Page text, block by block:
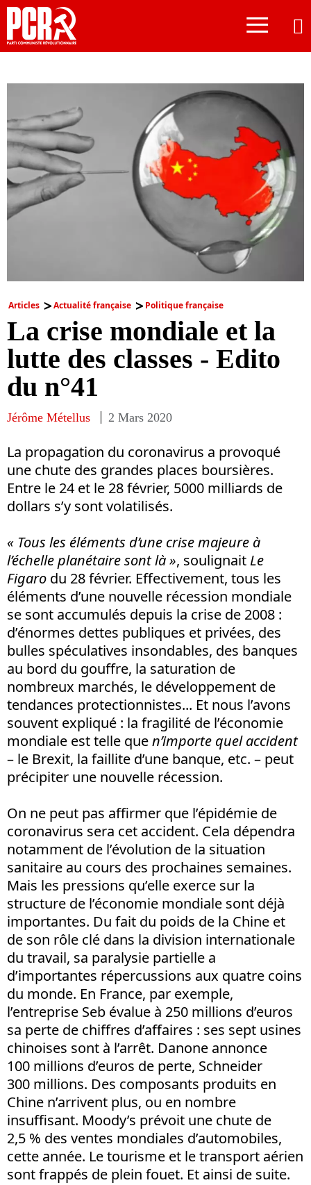
≡
Articles Actualité française Politique française
La crise mondiale et la
lutte des classes - Edito
du n°41
Jérôme Métellus 2 Mars 2020
La propagation du coronavirus a provoqué
une chute des grandes places boursières.
Entre le 24 et le 28 février, 5000 milliards de
dollars s’y sont volatilisés.
« Tous les éléments d’une crise majeure à
l’échelle planétaire sont là », soulignait Le
Figaro du 28 février. Effectivement, tous les
éléments d’une nouvelle récession mondiale
se sont accumulés depuis la crise de 2008 :
d’énormes dettes publiques et privées, des
bulles spéculatives insondables, des banques
au bord du gouffre, la saturation de
nombreux marchés, le développement de
tendances protectionnistes... Et nous l’avons
souvent expliqué : la fragilité de l’économie
mondiale est telle quen’importe quel accident
– le Brexit, la faillite d’une banque, etc. – peut
précipiter une nouvelle récession.
On ne peut pas affirmer que l’épidémie de
coronavirus sera cet accident. Cela dépendra
notamment de l’évolution de la situation
sanitaire au cours des prochaines semaines.
Mais les pressions qu’elle exerce sur la
structure de l’économie mondiale sont déjà
importantes. Du fait du poids de la Chine et
de son rôle clé dans la division internationale
du travail, sa paralysie partielle a
d’importantes répercussions aux quatre coins
du monde. En France, par exemple,
l’entreprise Seb évalue à 250 millions d’euros
sa perte de chiffres d’affaires : ses sept usines
chinoises sont à l’arrêt. Danone annonce
100 millions d’euros de perte, Schneider
300 millions. Des composants produits en
Chine n’arrivent plus, ou en nombre
insuffisant. Moody’s prévoit une chute de
2,5 % des ventes mondiales d’automobiles,
cette année. Le tourisme et le transport aérien
sont frappés de plein fouet. Et ainsi de suite.